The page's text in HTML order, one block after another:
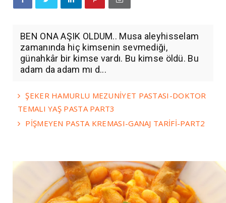
BEN ONA AŞIK OLDUM.. Musa aleyhisselam
zamanında hiç kimsenin sevmediği,
günahkâr bir kimse vardı. Bu kimse öldü. Bu
adam da adam mı d...
ŞEKER HAMURLU MEZUNİYET PASTASI-DOKTOR
TEMALI YAŞ PASTA PART3
PİŞMEYEN PASTA KREMASI-GANAJ TARİFİ-PART2